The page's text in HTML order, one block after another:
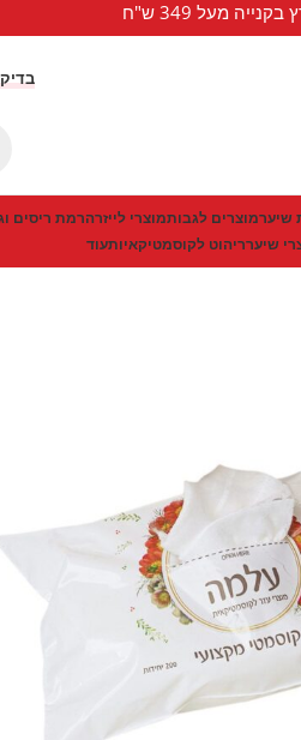
שיערמוצרים לגבותמוצרי לייזרהרמת ריסים
שיערריהוט לקוסמטיקאיותעוד
מעל 349 ש"ח